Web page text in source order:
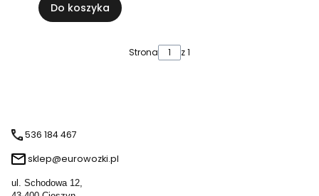
Do koszyka
Strona z 1
536 184 467
sklep@eurowozki.pl
ul. Schodowa 12,